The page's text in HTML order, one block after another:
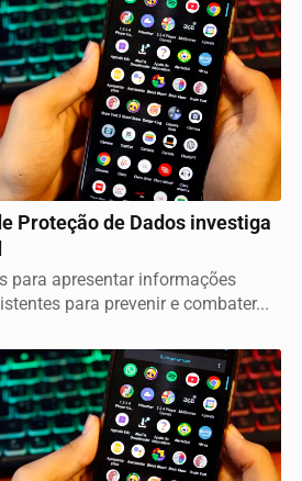
Proteção de Dados investiga
para apresentar informações
para prevenir e combater...